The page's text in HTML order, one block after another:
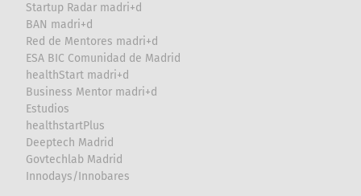
Startup Radar madri+d
BAN madri+d
Red de Mentores madri+d
ESA BIC Comunidad de Madrid
healthStart madri+d
Business Mentor madri+d
Estudios
healthstartPlus
Deeptech Madrid
Govtechlab Madrid
Innodays/Innobares